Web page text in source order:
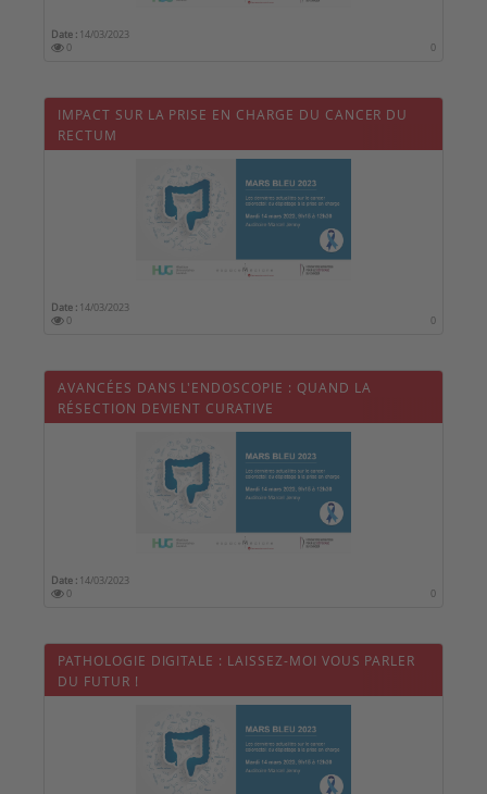
Date : 14/03/2023
0
0
IMPACT SUR LA PRISE EN CHARGE DU CANCER DU
RECTUM
Date : 14/03/2023
0
0
AVANCÉES DANS L'ENDOSCOPIE : QUAND LA
RÉSECTION DEVIENT CURATIVE
Date : 14/03/2023
0
0
PATHOLOGIE DIGITALE : LAISSEZ-MOI VOUS PARLER
DU FUTUR !